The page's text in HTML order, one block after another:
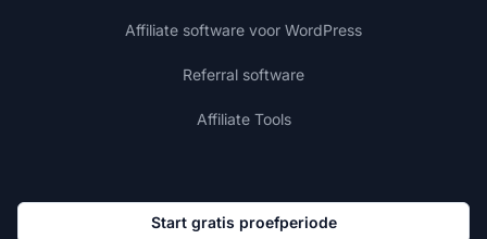
Affiliate software voor WordPress
Referral software
Affiliate Tools
Start gratis proefperiode